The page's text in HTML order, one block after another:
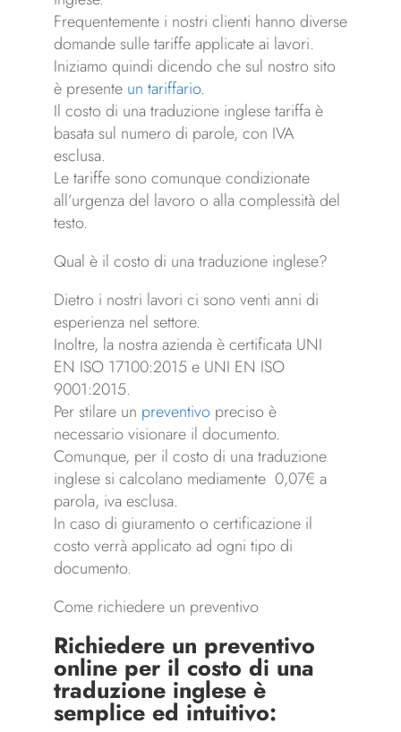
Frequentemente i nostri clienti hanno diverse
domande sulle tariffe applicate ai lavori.
Iniziamo quindi dicendo che sul nostro sito
è presente un tariffario.
Il costo di una traduzione inglese tariffa è
basata sul numero di parole, con IVA
esclusa.
Le tariffe sono comunque condizionate
all’urgenza del lavoro o alla complessità del
testo.
Qual è il costo di una traduzione inglese?
Dietro i nostri lavori ci sono venti anni di
esperienza nel settore.
Inoltre, la nostra azienda è certificata UNI
EN ISO 17100:2015 e UNI EN ISO
9001:2015.
Per stilare un preventivopreciso è
necessario visionare il documento.
Comunque, per il costo di una traduzione
inglese si calcolano mediamente 0,07€ a
parola, iva esclusa.
In caso di giuramento o certificazione il
costo verrà applicato ad ogni tipo di
documento.
Come richiedere un preventivo
Richiedere un preventivo
onlineper il costo di una
traduzione inglese è
semplice ed intuitivo: